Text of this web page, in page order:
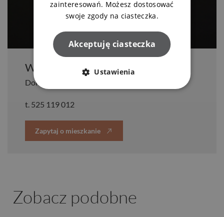
Wioleta Daniłowska
Doradca klienta
t. 525 119 012
Zapytaj o mieszkanie
Zobacz podobne
zainteresowań. Możesz dostosować
swoje zgody na ciasteczka.
Akceptuję ciasteczka
Ustawienia